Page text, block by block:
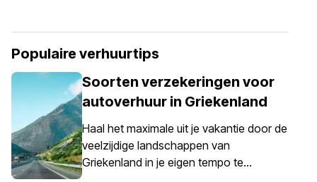
Populaire verhuurtips
Soorten verzekeringen voor
autoverhuur in Griekenland
Haal het maximale uit je vakantie door de
veelzijdige landschappen van
Griekenland in je eigen tempo te